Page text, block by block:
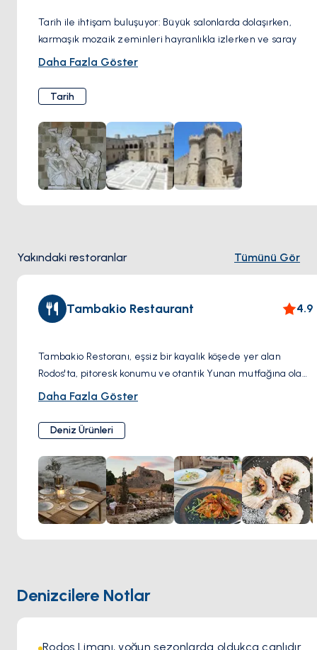
Tarih ile ihtişam buluşuyor: Büyük salonlarda dolaşırken,
karmaşık mozaik zeminleri hayranlıkla izlerken ve saray
avlularını keşfederken, Şövalyelerin gücünü ve etkisini
dönemine dair bir bakış sunar.
Sadece bir yapıdan fazlası: Saray içindeki sergiler,
Şövalyelerin döneminden gelen eserler, zırhlar ve diğer
hazineleri sergileyerek deneyime başka bir derinlik katıyor.
Daha Fazla Göster
Tarih
Yakındaki restoranlar Tümünü Gör
Tambakio Restaurant 4.9
Tambakio Restoranı, eşsiz bir kayalık köşede yer alan
Rodos'ta, pitoresk konumu ve otantik Yunan mutfağına olan
bağlılığı ile öne çıkıyor. Sağlıklı ve vejetaryen dostu
mekan, Yunan güneşinin altında dinlenmenizi ve etrafınızı
saran suların mavi kucaklamasının keyfini çıkarmanızı davet
ediyor. Buraya yapılan bir ziyaret, sadece tat alma
duyularına hitap etmekle kalmaz, aynı zamanda kuliner
zevki adanın doğal manzarasının huzurlu güzelliği ile
birleştirerek unutulmaz bir deneyim vadediyor.
Daha Fazla Göster
Deniz Ürünleri
Denizcilere Notlar
Rodos Limanı, yoğun sezonlarda oldukça canlıdır